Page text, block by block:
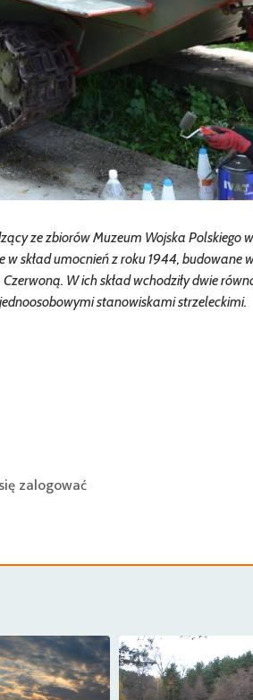
ze zbiorów Muzeum Wojska Polskiego
skład umocnień z roku 1944, budowane
W ich skład wchodziły dwie
stanowiskami strzeleckimi.
zalogować